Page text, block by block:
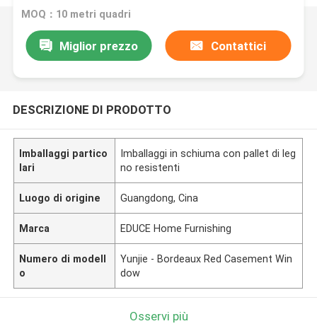
MOQ：10 metri quadri
Miglior prezzo Contattici
DESCRIZIONE DI PRODOTTO
Imballaggi partico
lari
Imballaggi in schiuma con pallet di leg
no resistenti
Luogo di origine Guangdong, Cina
Marca EDUCE Home Furnishing
Numero di modell
o
Yunjie - Bordeaux Red Casement Win
dow
Osservi più